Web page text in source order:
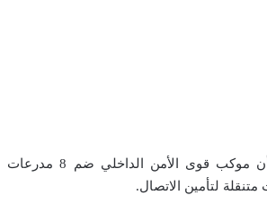
لتأمين الاتصال.